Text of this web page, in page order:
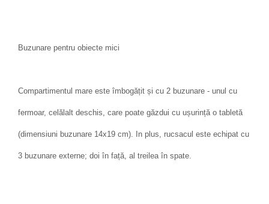
Buzunare pentru obiecte mici
Compartimentul mare este îmbogățit și cu 2 buzunare - unul cu
fermoar, celălalt deschis, care poate găzdui cu ușurință o tabletă
(dimensiuni buzunare 14x19 cm). In plus, rucsacul este echipat cu
3 buzunare externe; doi în față, al treilea în spate.